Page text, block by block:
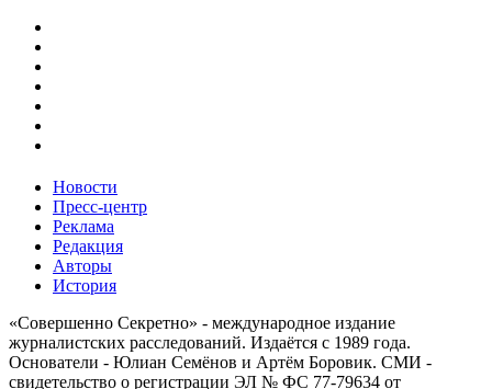
Новости
Пресс-центр
Реклама
Редакция
Авторы
История
«Совершенно Секретно» - международное издание
журналистских расследований. Издаётся с 1989 года.
Основатели - Юлиан Семёнов и Артём Боровик. CМИ -
свидетельство о регистрации ЭЛ № ФС 77-79634 от